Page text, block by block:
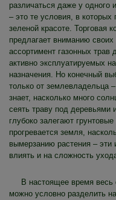
различаться даже у одного
– это те условия, в которых
зеленой красоте. Торговая
предлагает вниманию
ассортимент газонных
активно эксплуатируемых
назначения. Но конечный
только от землевладельца
знает, насколько много
сеять траву под деревьями
глубоко залегают
прогревается земля,
вымерзанию растения – эти
влиять и на сложность
В настоящее время весь
можно условно разделить